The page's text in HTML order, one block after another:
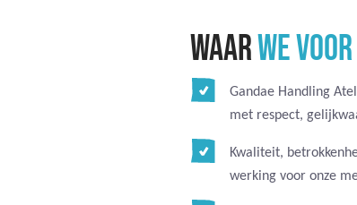
WAARWE
Gandae Handling
met respect,
Kwaliteit,
werking voor onze